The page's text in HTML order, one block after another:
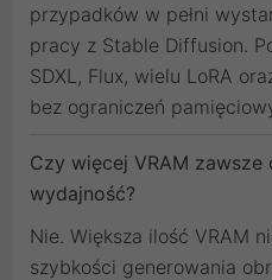
przypadków w pełni
pracy z Stable Diffusion.
SDXL, Flux, wielu LoRA
bez ograniczeń
Czy więcej VRAM zawsze
wydajność?
Nie. Większa ilość VRAM
szybkości generowania